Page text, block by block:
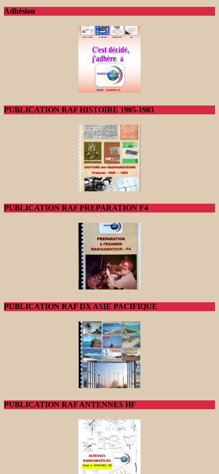
Adhésion
PUBLICATION RAF HISTOIRE 1905-1983
PUBLICATION RAF PREPARATION F4
PUBLICATION RAF DX ASIE PACIFIQUE
PUBLICATION RAF ANTENNES HF